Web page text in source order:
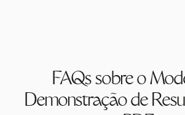
FAQs sobre o
Demonstração de